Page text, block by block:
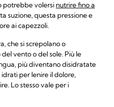
potrebbe volersi nutrire fino a
suzione, questa pressione e
ai capezzoli.
che si screpolano o
vento o del sole. Più le
più diventano disidratate
per lenire il dolore,
Lo stesso vale per i